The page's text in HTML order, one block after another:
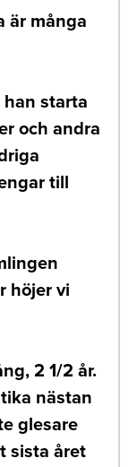
är många
han starta
och andra
till
höjer vi
2 1/2 år.
nästan
glesare
sista året